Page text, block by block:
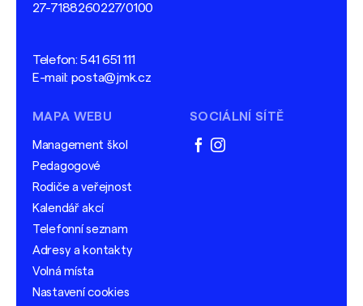
27-7188260227/0100
Telefon:541 651 111
E-mail: posta@jmk.cz
MAPA WEBU
Management škol
Pedagogové
Rodiče a veřejnost
Kalendář akcí
Telefonní seznam
Adresy a kontakty
Volná místa
Nastavení cookies
SOCIÁLNÍ SÍTĚ
facebook
instagram